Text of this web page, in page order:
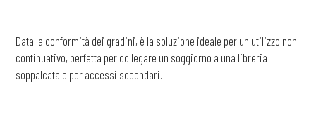
Data la conformità dei gradini, è la soluzione ideale per un utilizzo non
continuativo, perfetta per collegare un soggiorno a una libreria
soppalcata o per accessi secondari.